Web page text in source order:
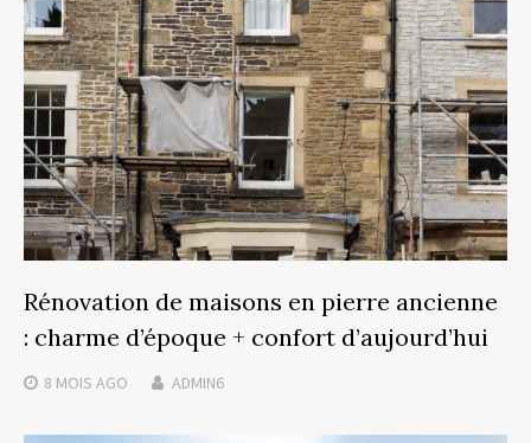
Rénovation de maisons en pierre ancienne
: charme d’époque + confort d’aujourd’hui
8 MOIS AGO ADMIN6